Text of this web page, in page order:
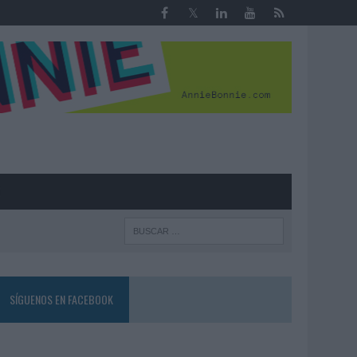
SÍGUENOS EN FACEBOOK